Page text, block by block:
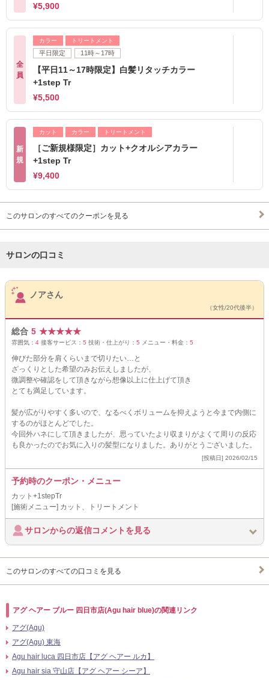
¥5,900
全
員
カラー トリートメント
平日限定 11時～17時
【平日11～17時限定】白髪リタッチカラー
+1step Tr
¥5,500
新
規
カット カラー トリートメント
［ご新規様限定］カット+クオルシアカラー
+1step Tr
¥9,400
このサロンのすべてのクーポンを見る
サロンの口コミ
サロンPick Up
ノアさん
（女性/20代後半）
総合 5 ★★★★★
雰囲気： 4 接客サービス： 5 技術・仕上がり： 5 メニュー・料金： 5
伸びた部分を肩くらいまで切りたい…と
ざっくりとした希望のみお伝えしましたが、
微調整や確認をして頂きながら想像以上に仕上げて頂き
とても満足しています。
髪が広がりやすく多いので、なるべくボリュームを抑えようと今まで内側に
するのがほとんどでした。
今回外ハネにして頂きましたが、思っていたより収まりがよくて周りの反応
も良かったのでお気に入りの髪型になりました。ありがとうございました。
[投稿日] 2026/02/15
予約時のクーポン・メニュー
カット+1stepTr
[施術メニュー] カット、トリートメント
サロンからの返信コメントを見る
このサロンのすべての口コミを見る
アグ ヘアー ブルー 四日市店(Agu hair blue)の関連リンク
アグ(Agu)
アグ(Agu) 東海
Agu hair luca 四日市店【アグ ヘアー ルカ】
Agu hair sia 守山店【アグ ヘアー シーア】